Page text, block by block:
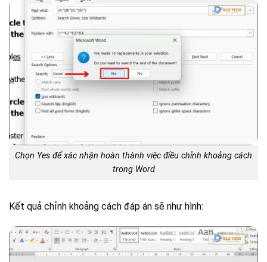
Chọn Yes để xác nhận hoàn thành việc điều chỉnh khoảng cách
trong Word
Kết quả chỉnh khoảng cách đáp án sẽ như hình: